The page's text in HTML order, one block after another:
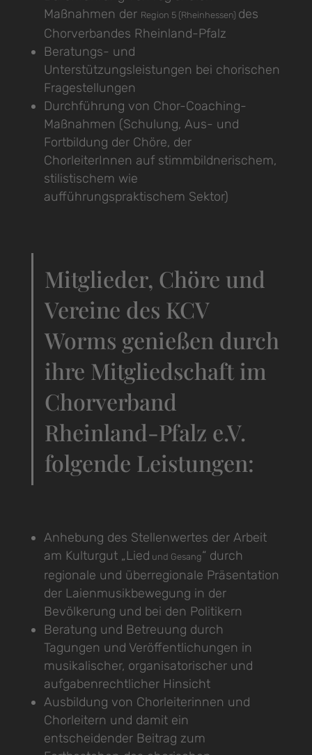
Maßnahmen der Region 5 (Rheinhessen) des
Chorverbandes Rheinland-Pfalz
Beratungs- und
Unterstützungsleistungen bei chorischen
Fragestellungen
Durchführung von Chor-Coaching-
Maßnahmen (Schulung, Aus- und
Fortbildung der Chöre, der
ChorleiterInnen auf stimmbildnerischem,
stilistischem wie
aufführungspraktischem Sektor)
Mitglieder, Chöre und
Vereine des KCV
Worms genießen durch
ihre Mitgliedschaft im
Chorverband
Rheinland-Pfalz e.V.
folgende Leistungen:
Anhebung des Stellenwertes der Arbeit
am Kulturgut „Lied und Gesang“ durch
regionale und überregionale Präsentation
der Laienmusikbewegung in der
Bevölkerung und bei den Politikern
Beratung und Betreuung durch
Tagungen und Veröffentlichungen in
musikalischer, organisatorischer und
aufgabenrechtlicher Hinsicht
Ausbildung von Chorleiterinnen und
Chorleitern und damit ein
entscheidender Beitrag zum